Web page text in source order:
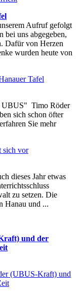
Aufruf gefolgt
bei uns abgegeben,
Dafür von Herzen
wurden heute von
Tafel
UBUS" Timo Röder
sich schon öfter
Sie mehr
sich vor
dieses Jahr etwas
zu setzen. Die
Hanau und ...
und der
(UBUS-Kraft) und